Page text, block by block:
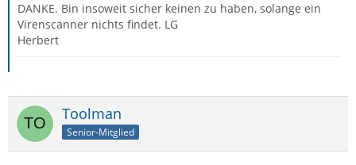
DANKE. Bin insoweit sicher keinen zu haben, solange ein
Virenscanner nichts findet. LG
Herbert
Toolman
Senior-Mitglied